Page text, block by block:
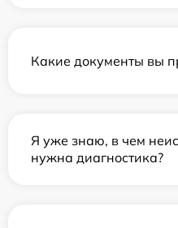
Какие документы вы
Я уже знаю, в чем
нужна диагностика?